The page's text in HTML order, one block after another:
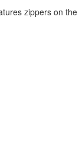
zippers on the